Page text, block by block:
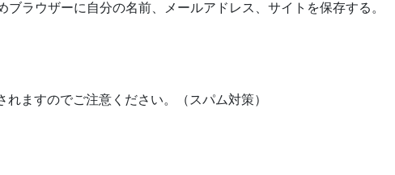
ブラウザーに自分の名前、メールアドレス、サイトを保存する。
ますのでご注意ください。（スパム対策）